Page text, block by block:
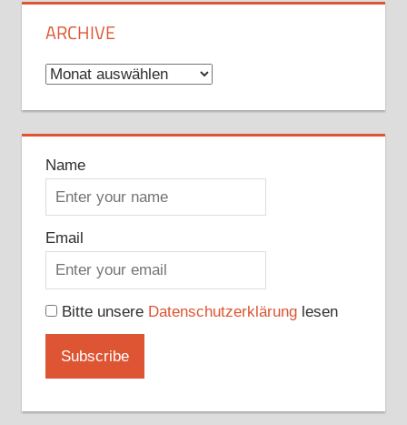
ARCHIVE
Archive
Name
Email
Bitte unsere Datenschutzerklärunglesen